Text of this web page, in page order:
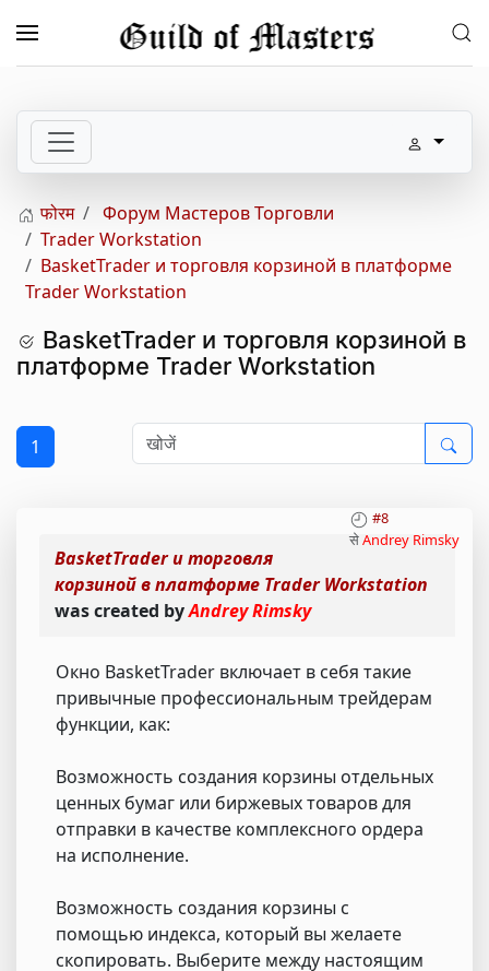
Skip to main content
फोरम
Форум Мастеров Торговли
Trader Workstation
BasketTrader и торговля корзиной в платформе
Trader Workstation
BasketTrader и торговля корзиной в
платформе Trader Workstation
1
#8
सेAndrey Rimsky
BasketTrader и торговля
корзиной в платформе Trader Workstation
was created byAndrey Rimsky
Окно BasketTrader включает в себя такие
привычные профессиональным трейдерам
функции, как:
Возможность создания корзины отдельных
ценных бумаг или биржевых товаров для
отправки в качестве комплексного ордера
на исполнение.
Возможность создания корзины с
помощью индекса, который вы желаете
скопировать. Выберите между настоящим